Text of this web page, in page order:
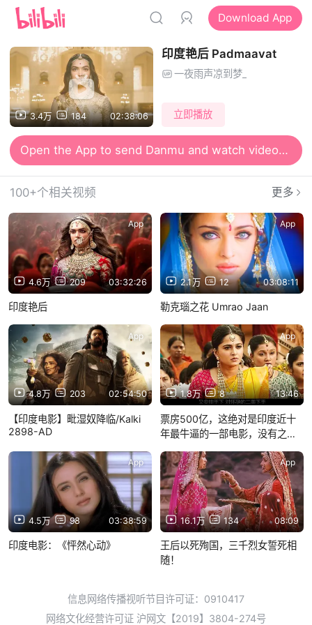
Download App
3.4万 184 02:38:06
印度艳后 Padmaavat
一夜雨声凉到梦_
立即播放
Open the App to send Danmu and watch videos together
100+个相关视频 更多
4.6万 209 03:32:26
App
印度艳后
2.1万 12 03:08:11
App
勒克瑙之花 Umrao Jaan
4.8万 203 02:54:50
App
【印度电影】毗湿奴降临/Kalki
2898-AD
1.8万 8 13:46
App
票房500亿，这绝对是印度近十
年最牛逼的一部电影，没有之
4.5万 98 03:38:59
App
印度电影：《怦然心动》
16.1万 134 08:09
App
王后以死殉国，三千烈女誓死相
随！
信息网络传播视听节目许可证：0910417
网络文化经营许可证 沪网文【2019】3804-274号